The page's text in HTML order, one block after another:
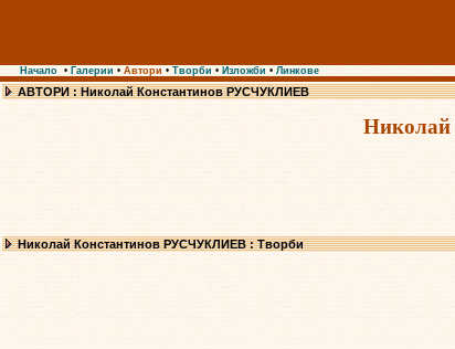
Начало • Галерии • Автори • Творби • Изложби • Линкове
АВТОРИ : Николай Константинов РУСЧУКЛИЕВ
Николай Константинов РУСЧУКЛИЕВ : Творби